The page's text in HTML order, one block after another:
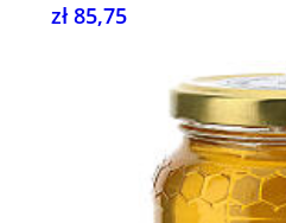
zł 85,75